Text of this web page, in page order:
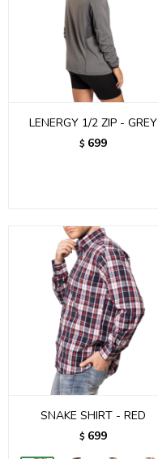
LENERGY 1/2 ZIP - GREY
$ 699
SNAKE SHIRT - RED
$ 699